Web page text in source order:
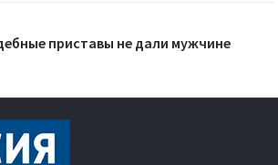
приставы не дали мужчине